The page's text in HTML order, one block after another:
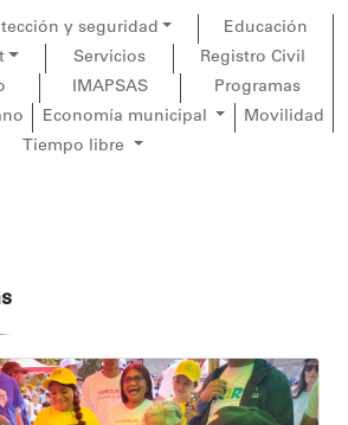
y seguridad
Educación
Servicios
Registro Civil
IMAPSAS
Programas
Economía municipal
Movilidad
Tiempo libre